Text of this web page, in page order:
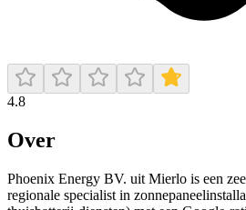
4.8
Over
Phoenix Energy BV. uit Mierlo is een
regionale specialist in